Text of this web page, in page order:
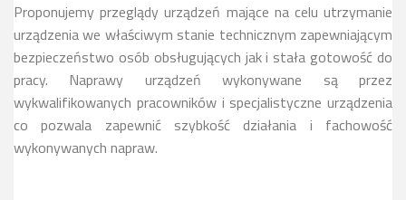
Proponujemy przeglądy urządzeń mające na celu utrzymanie
urządzenia we właściwym stanie technicznym zapewniającym
bezpieczeństwo osób obsługujących jak i stała gotowość do
pracy. Naprawy urządzeń wykonywane są przez
wykwalifikowanych pracowników i specjalistyczne urządzenia
co pozwala zapewnić szybkość działania i fachowość
wykonywanych napraw.